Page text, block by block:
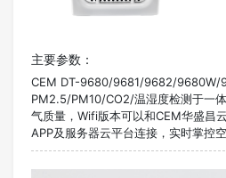
主要参数：
CEM DT-9680/9681/9682/9680W/
PM2.5/PM10/CO2/温湿度检测于一
气质量，Wifi版本可以和CEM华盛昌
APP及服务器云平台连接，实时掌控空